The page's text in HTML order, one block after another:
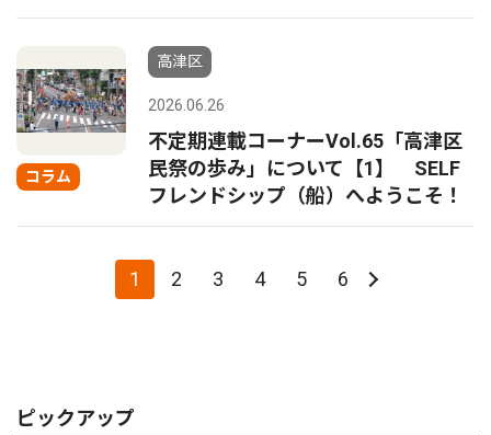
コラム
高津区
2026.06.26
不定期連載コーナーVol.65「高津区
民祭の歩み」について【1】 SELF
フレンドシップ（船）へようこそ！
1 2 3 4 5 6
ピックアップ